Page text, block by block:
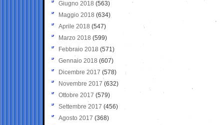
Giugno 2018 (563)
Maggio 2018 (634)
Aprile 2018 (547)
Marzo 2018 (599)
Febbraio 2018 (571)
Gennaio 2018 (607)
Dicembre 2017 (578)
Novembre 2017 (632)
Ottobre 2017 (579)
Settembre 2017 (456)
Agosto 2017 (368)